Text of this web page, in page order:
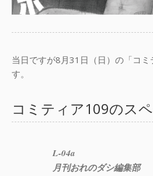
当日ですが8月31日（日）の「コ
す。
コミティア109のス
L-04a
月刊おれのダシ編集部